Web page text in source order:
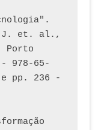
J. et. al.,
Porto
978-65-
e pp. 236 -